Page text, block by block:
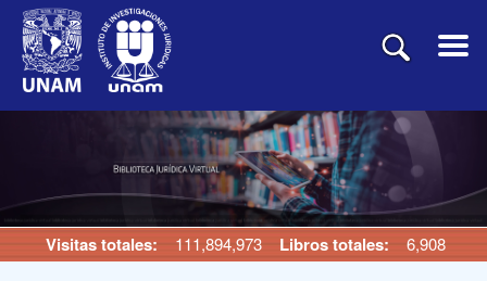
Visitas totales: 111,894,973 Libros totales: 6,908